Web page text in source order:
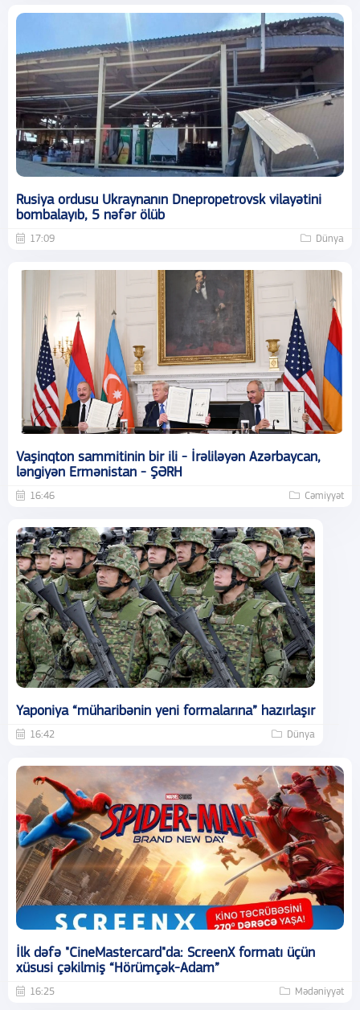
Rusiya ordusu Ukraynanın Dnepropetrovsk vilayətini
bombalayıb, 5 nəfər ölüb
17:09 Dünya
Vaşinqton sammitinin bir ili - İrəliləyən Azərbaycan,
ləngiyən Ermənistan - ŞƏRH
16:46 Cəmiyyət
Yaponiya “müharibənin yeni formalarına” hazırlaşır
16:42 Dünya
İlk dəfə "CineMastercard"da: ScreenX formatı üçün
xüsusi çəkilmiş “Hörümçək-Adam”
16:25 Mədəniyyət